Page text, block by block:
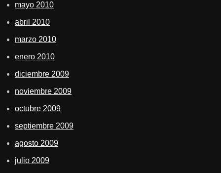
mayo 2010
abril 2010
marzo 2010
enero 2010
diciembre 2009
noviembre 2009
octubre 2009
septiembre 2009
agosto 2009
julio 2009